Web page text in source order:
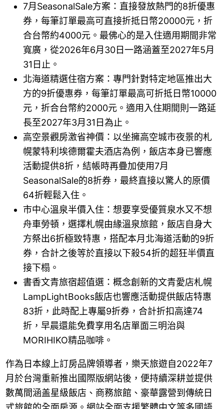
7月SeasonalSale方案：直接發放熱門的8折優惠
券，每筆訂單最高可直接折抵日幣20000元，折
合台幣約4000元。最佛心的是入住適用期間非常
寬廣，從2026年6月30日一路涵蓋至2027年5月
31日止。
北海道精選住宿方案：專門針對特定地區推出大
方的9折優惠券，每筆訂單最高可折抵日幣10000
元，折合台幣約2000元。適用入住期間則一路延
長至2027年3月31日為止。
高空景觀房激省神價：以坐擁高空城市夜景的札
幌蒙特利埃德爾霍夫酒店為例，飯店本身已響應
活動提供8折，結帳時再疊加使用7月
SeasonalSale的8折券，最終直接以驚人的原價
64折輕鬆入住。
市中心溫泉半價入住：想要享受優質泉水又不想
舟車勞頓，選擇札幌由緣溫泉旅館，飯店自身大
方祭出6折極致特惠，搭配本月北海道活動的9折
券，合計之後等於直接以下殺54折的超狂半價直
接下榻。
書香文青旅宿超值選：概念創新的文青愛店札幌
LampLightBooks飯店也響應活動提供飯店特惠
83折，此時配上專屬9折券，合計折扣高達74
折，早晨還能免費享用名店單面三明治與
MORIHIKO精品咖啡。
作為日本線上訂房品牌領導者，樂天旅遊自2022年7
月於台灣重新推出國際版網站後，便持續深耕並提供
數萬間涵盖星級飯店、商務旅館、豪華露營到傳統日